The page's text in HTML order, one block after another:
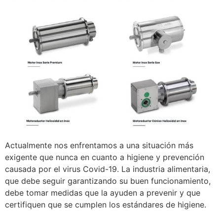
Actualmente nos enfrentamos a una situación más
exigente que nunca en cuanto a higiene y prevención
causada por el virus Covid-19. La industria alimentaria,
que debe seguir garantizando su buen funcionamiento,
debe tomar medidas que la ayuden a prevenir y que
certifiquen que se cumplen los estándares de higiene.